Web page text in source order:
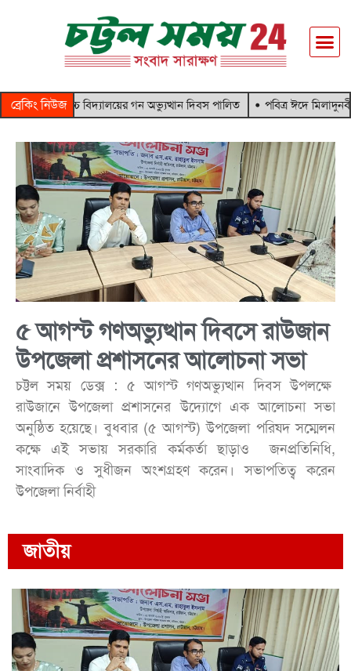
ব্রেকিং নিউজ
উচ্চ বিদ্যালয়ের গন অভ্যুত্থান দিবস পালিত পবিত্র ঈদে মিলাদুনবী(সাঃ)
৫ আগস্ট গণঅভ্যুত্থান দিবসে রাউজান
উপজেলা প্রশাসনের আলোচনা সভা
চট্টল সময় ডেক্স : ৫ আগস্ট গণঅভ্যুত্থান দিবস উপলক্ষে
রাউজানে উপজেলা প্রশাসনের উদ্যোগে এক আলোচনা সভা
অনুষ্ঠিত হয়েছে। বুধবার (৫ আগস্ট) উপজেলা পরিষদ সম্মেলন
কক্ষে এই সভায় সরকারি কর্মকর্তা ছাড়াও জনপ্রতিনিধি,
সাংবাদিক ও সুধীজন অংশগ্রহণ করেন। সভাপতিত্ব করেন
উপজেলা নির্বাহী
জাতীয়